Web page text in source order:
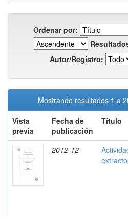
Ordenar por:
Autor/Registro:
Mostrando resultados 1 a
Vista
previa
Fecha de
publicación
Título
2012-12